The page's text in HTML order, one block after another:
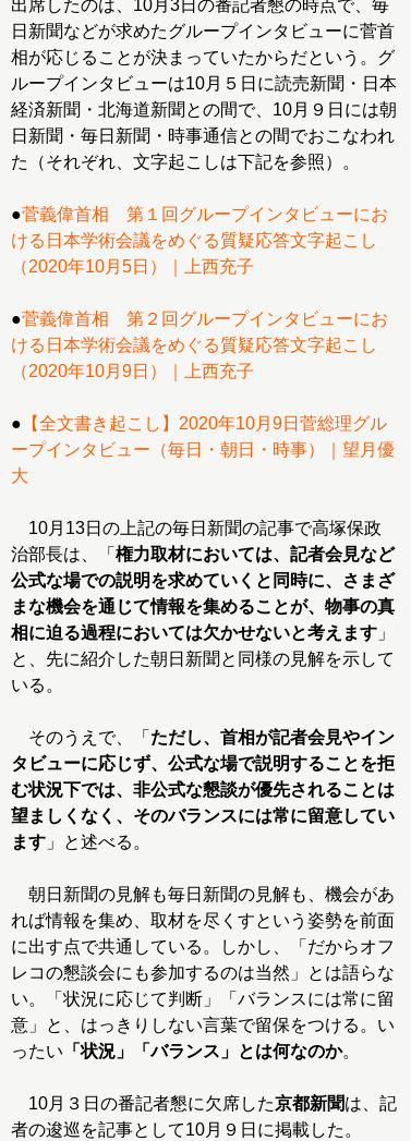
出席したのは、10月3日の番記者懇の時点で、毎
日新聞などが求めたグループインタビューに菅首
相が応じることが決まっていたからだという。グ
ループインタビューは10月５日に読売新聞・日本
経済新聞・北海道新聞との間で、10月９日には朝
日新聞・毎日新聞・時事通信との間でおこなわれ
た（それぞれ、文字起こしは下記を参照）。
●菅義偉首相 第１回グループインタビューにお
ける日本学術会議をめぐる質疑応答文字起こし
（2020年10月5日）｜上西充子
●菅義偉首相 第２回グループインタビューにお
ける日本学術会議をめぐる質疑応答文字起こし
（2020年10月9日）｜上西充子
● 【全文書き起こし】2020年10月9日菅総理グル
ープインタビュー（毎日・朝日・時事）｜望月優
大
10月13日の上記の毎日新聞の記事で高塚保政
治部長は、「 権力取材においては、記者会見など
公式な場での説明を求めていくと同時に、さまざ
まな機会を通じて情報を集めることが、物事の真
相に迫る過程においては欠かせないと考えます 」
と、先に紹介した朝日新聞と同様の見解を示して
いる。
そのうえで、「 ただし、首相が記者会見やイン
タビューに応じず、公式な場で説明することを拒
む状況下では、非公式な懇談が優先されることは
望ましくなく、そのバランスには常に留意してい
ます 」と述べる。
朝日新聞の見解も毎日新聞の見解も、機会があ
れば情報を集め、取材を尽くすという姿勢を前面
に出す点で共通している。しかし、「だからオフ
レコの懇談会にも参加するのは当然」とは語らな
い。「状況に応じて判断」「バランスには常に留
意」と、はっきりしない言葉で留保をつける。い
ったい 「状況」「バランス」とは何なのか。
10月３日の番記者懇に欠席した京都新聞は、記
者の逡巡を記事として10月９日に掲載した。